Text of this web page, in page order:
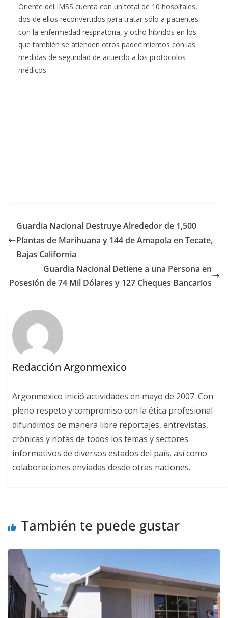
Oriente del IMSS cuenta con un total de 10 hospitales,
dos de ellos reconvertidos para tratar sólo a pacientes
con la enfermedad respiratoria, y ocho híbridos en los
que también se atienden otros padecimientos con las
medidas de seguridad de acuerdo a los protocolos
médicos.
Guardia Nacional Destruye Alrededor de 1,500
Plantas de Marihuana y 144 de Amapola en Tecate,
Bajas California
Guardia Nacional Detiene a una Persona en
Posesión de 74 Mil Dólares y 127 Cheques Bancarios
Redacción Argonmexico
Argonmexico inició actividades en mayo de 2007. Con
pleno respeto y compromiso con la ética profesional
difundimos de manera libre reportajes, entrevistas,
crónicas y notas de todos los temas y sectores
informativos de diversos estados del país, así como
colaboraciones enviadas desde otras naciones.
También te puede gustar